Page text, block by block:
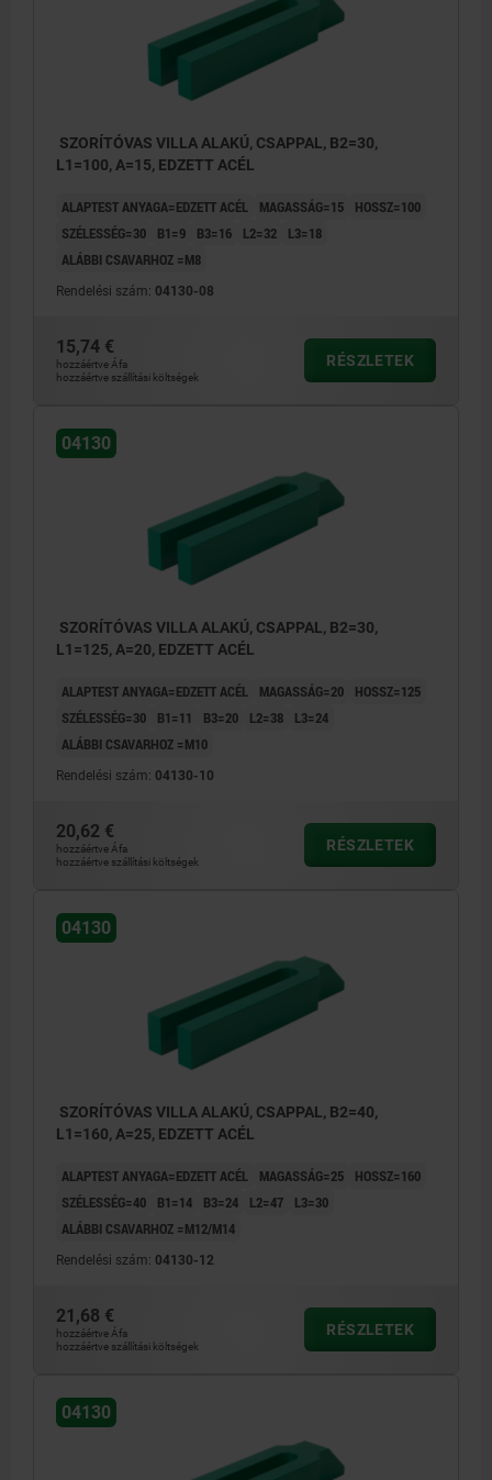
SZORÍTÓVAS VILLA ALAKÚ, CSAPPAL, B2=30,
L1=100, A=15, EDZETT ACÉL
ALAPTEST ANYAGA=EDZETT ACÉL MAGASSÁG=15
HOSSZ=100
SZÉLESSÉG=30
B1=9 B3=16 L2=32
L3=18
ALÁBBI CSAVARHOZ =M8
Rendelési szám: 04130-08
15,74 €
hozzáértve Áfa
hozzáértve szállítási költségek
RÉSZLETEK
04130
SZORÍTÓVAS VILLA ALAKÚ, CSAPPAL, B2=30,
L1=125, A=20, EDZETT ACÉL
ALAPTEST ANYAGA=EDZETT ACÉL MAGASSÁG=20
HOSSZ=125
SZÉLESSÉG=30
B1=11 B3=20 L2=38
L3=24
ALÁBBI CSAVARHOZ =M10
Rendelési szám: 04130-10
20,62 €
hozzáértve Áfa
hozzáértve szállítási költségek
RÉSZLETEK
04130
SZORÍTÓVAS VILLA ALAKÚ, CSAPPAL, B2=40,
L1=160, A=25, EDZETT ACÉL
ALAPTEST ANYAGA=EDZETT ACÉL MAGASSÁG=25
HOSSZ=160
SZÉLESSÉG=40
B1=14 B3=24 L2=47
L3=30
ALÁBBI CSAVARHOZ =M12/M14
Rendelési szám: 04130-12
21,68 €
hozzáértve Áfa
hozzáértve szállítási költségek
RÉSZLETEK
04130